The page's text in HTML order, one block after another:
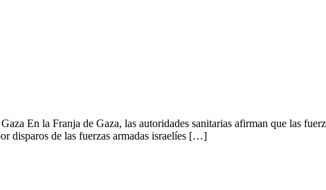
En la Franja de Gaza, las autoridades sanitarias afirman que las
disparos de las fuerzas armadas israelíes […]